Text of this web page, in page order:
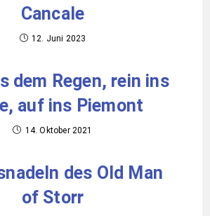
Cancale
12. Juni 2023
dem Regen, rein ins
auf ins Piemont
14. Oktober 2021
des Old Man
of Storr